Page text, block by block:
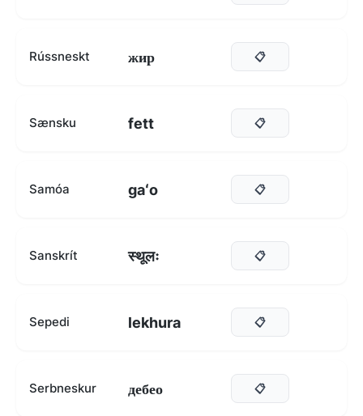
Rússneskt жир 📋
Sænsku fett 📋
Samóa gaʻo 📋
Sanskrít स्थूलः 📋
Sepedi lekhura 📋
Serbneskur дебео 📋